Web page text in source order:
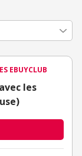
EBUYCLUB
les